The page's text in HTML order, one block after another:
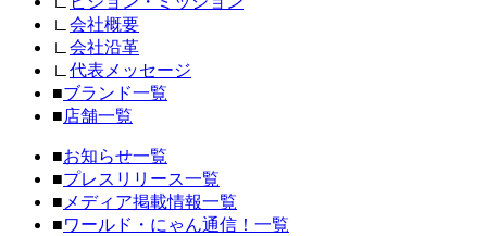
∟ 会社概要
∟ 会社沿革
∟ 代表メッセージ
■ブランド一覧
■店舗一覧
■お知らせ一覧
■プレスリリース一覧
■ メディア掲載情報一覧
■ワールド・にゃん通信！一覧